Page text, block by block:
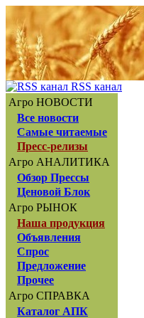
RSS канал
Агро НОВОСТИ
Все новости
Самые читаемые
Пресс-релизы
Агро АНАЛИТИКА
Обзор Прессы
Ценовой Блок
Агро РЫНОК
Наша продукция
Объявления
Спрос
Предложение
Прочее
Агро СПРАВКА
Каталог АПК